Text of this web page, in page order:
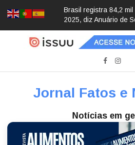
Brasil registra 84,2 mil
2025, diz Anuário de
Jornal Fatos e
Notícias em